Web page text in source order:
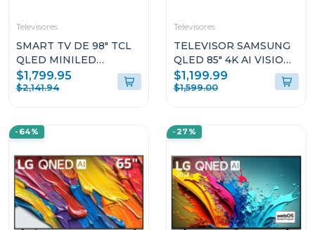
Televisores
SMART TV DE 98" TCL
QLED MINILED
GOOGLE TV 98C6
$1,799.95
$2,141.94
Televisores
TELEVISOR SAMSUNG
QLED 85" 4K AI VISION
ONE UI TIZEN
QN85Q7F
$1,199.99
$1,599.00
-64% -27%